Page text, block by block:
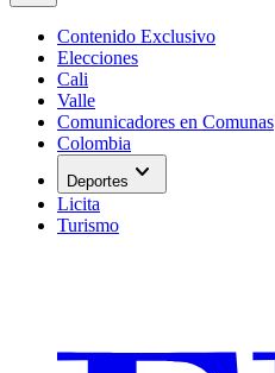
Contenido Exclusivo
Elecciones
Cali
Valle
Comunicadores en Comunas
Colombia
Deportes expand_more
Licita
Turismo